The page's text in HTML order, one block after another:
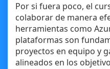
Por si fuera poco, el
colaborar de manera
herramientas como
plataformas son
proyectos en equipo y
alineados en los